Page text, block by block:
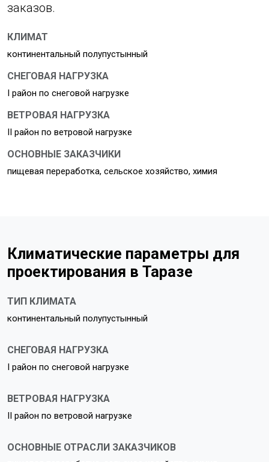
заказов.
КЛИМАТ
континентальный полупустынный
СНЕГОВАЯ НАГРУЗКА
I район по снеговой нагрузке
ВЕТРОВАЯ НАГРУЗКА
II район по ветровой нагрузке
ОСНОВНЫЕ ЗАКАЗЧИКИ
пищевая переработка, сельское хозяйство, химия
Климатические параметры для
проектирования в Таразе
ТИП КЛИМАТА
континентальный полупустынный
СНЕГОВАЯ НАГРУЗКА
I район по снеговой нагрузке
ВЕТРОВАЯ НАГРУЗКА
II район по ветровой нагрузке
ОСНОВНЫЕ ОТРАСЛИ ЗАКАЗЧИКОВ